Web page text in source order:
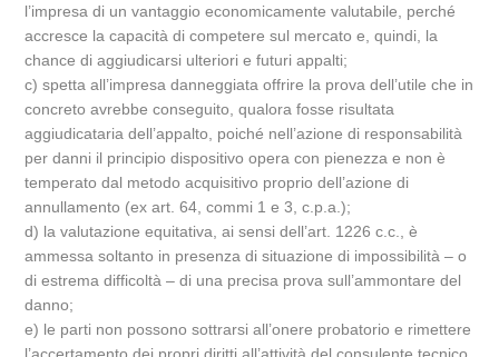
l’impresa di un vantaggio economicamente valutabile, perché
accresce la capacità di competere sul mercato e, quindi, la
chance di aggiudicarsi ulteriori e futuri appalti;
c) spetta all’impresa danneggiata offrire la prova dell’utile che in
concreto avrebbe conseguito, qualora fosse risultata
aggiudicataria dell’appalto, poiché nell’azione di responsabilità
per danni il principio dispositivo opera con pienezza e non è
temperato dal metodo acquisitivo proprio dell’azione di
annullamento (ex art. 64, commi 1 e 3, c.p.a.);
d) la valutazione equitativa, ai sensi dell’art. 1226 c.c., è
ammessa soltanto in presenza di situazione di impossibilità – o
di estrema difficoltà – di una precisa prova sull’ammontare del
danno;
e) le parti non possono sottrarsi all’onere probatorio e rimettere